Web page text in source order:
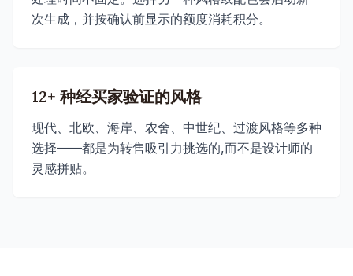
次生成，并按确认前显示的额度消耗积分。
12+ 种经买家验证的风格
现代、北欧、海岸、农舍、中世纪、过渡风格等多种
选择——都是为转售吸引力挑选的,而不是设计师的
灵感拼贴。